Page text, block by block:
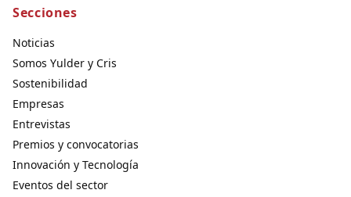
Secciones
Noticias
Somos Yulder y Cris
Sostenibilidad
Empresas
Entrevistas
Premios y convocatorias
Innovación y Tecnología
Eventos del sector